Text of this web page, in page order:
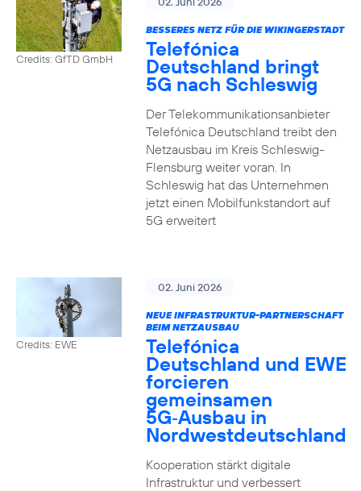
Credits: GfTD GmbH
BESSERES NETZ FÜR DIE WIKINGERSTADT
Telefónica
Deutschland bringt
5G nach Schleswig
Der Telekommunikationsanbieter
Telefónica Deutschland treibt den
Netzausbau im Kreis Schleswig-
Flensburg weiter voran. In
Schleswig hat das Unternehmen
jetzt einen Mobilfunkstandort auf
5G erweitert
Credits: EWE
02. Juni 2026
NEUE INFRASTRUKTUR-PARTNERSCHAFT
BEIM NETZAUSBAU
Telefónica
Deutschland und EWE
forcieren
gemeinsamen
5G‑Ausbau in
Nordwestdeutschland
Kooperation stärkt digitale
Infrastruktur und verbessert